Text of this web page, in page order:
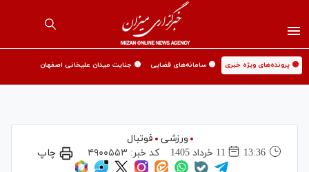
🟡 پرونده‌های ویژه خبری 🟡 سامانه‌های قضایی 🟡 جنایت میدان علیخانی اصفهان
ورزشی
فوتبال
13:36
11 خرداد 1405 کد خبر: ۴۹۰۰۵۵۳ چاپ